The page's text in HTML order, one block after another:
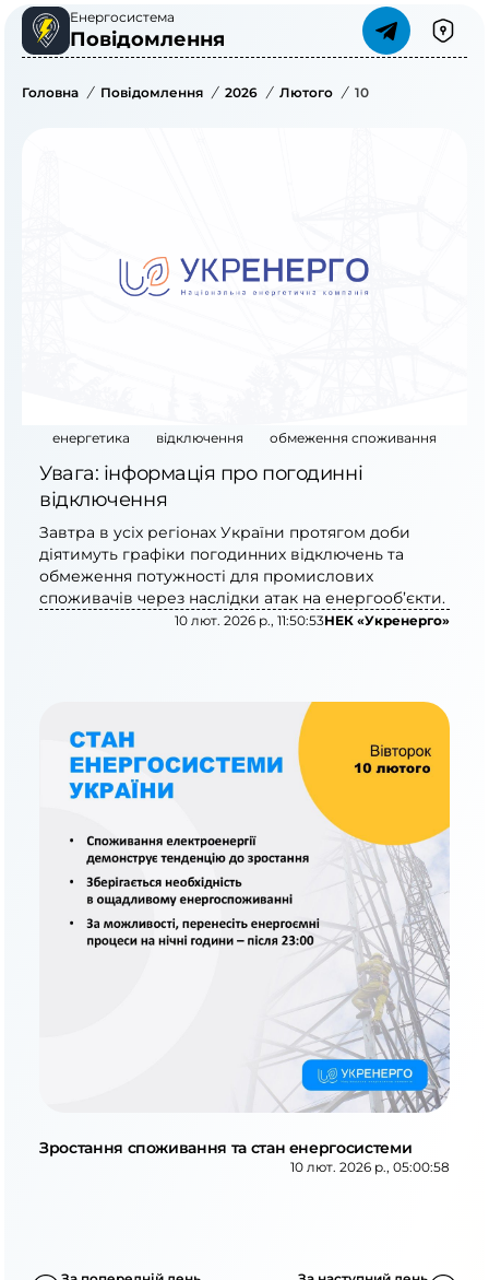
Енергосистема
Повідомлення
Зростання споживання та стан енергосистеми
10 лют. 2026 р., 05:00:58
Головна / Повідомлення / 2026 / Лютого / 10
енергетика відключення обмеження споживання
Увага: інформація про погодинні
відключення
Завтра в усіх регіонах України протягом доби
діятимуть графіки погодинних відключень та
обмеження потужності для промислових
споживачів через наслідки атак на енергооб’єкти.
10 лют. 2026 р., 11:50:53НЕК «Укренерго»